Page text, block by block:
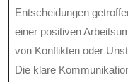
Entscheidungen
einer positiven
von Konflikten oder
Die klare